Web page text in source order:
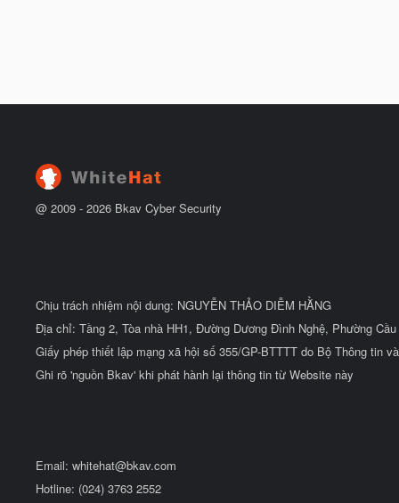
@ 2009 - 2026 Bkav Cyber Security
Chịu trách nhiệm nội dung: NGUYỄN THẢO DIỄM HẰNG
Địa chỉ: Tầng 2, Tòa nhà HH1, Đường Dương Đình Nghệ, Phường
Giấy phép thiết lập mạng xã hội số 355/GP-BTTTT do Bộ Thông tin
Ghi rõ 'nguồn Bkav' khi phát hành lại thông tin từ Website này
Email: whitehat@bkav.com
Hotline: (024) 3763 2552